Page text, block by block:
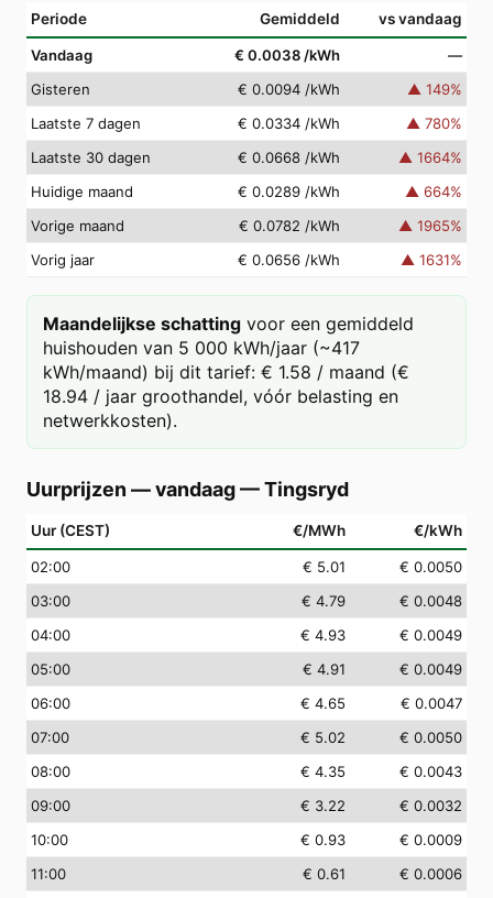
Periode Gemiddeld vs vandaag
Vandaag € 0.0038 /kWh
—
Gisteren
€ 0.0094 /kWh ▲ 149%
Laatste 7 dagen
€ 0.0334 /kWh ▲ 780%
Laatste 30 dagen
€ 0.0668 /kWh ▲ 1664%
Huidige maand
€ 0.0289 /kWh ▲ 664%
Vorige maand
€ 0.0782 /kWh ▲ 1965%
Vorig jaar
€ 0.0656 /kWh ▲ 1631%
Maandelijkse schatting voor een gemiddeld
huishouden van 5 000 kWh/jaar (~417
kWh/maand) bij dit tarief: € 1.58 / maand (€
18.94 / jaar groothandel, vóór belasting en
netwerkkosten).
Uurprijzen — vandaag—Tingsryd
Uur (CEST) €/MWh €/kWh
02:00 € 5.01
€ 0.0050
03:00 € 4.79
€ 0.0048
04:00 € 4.93
€ 0.0049
05:00 € 4.91
€ 0.0049
06:00 € 4.65
€ 0.0047
07:00 € 5.02
€ 0.0050
08:00 € 4.35
€ 0.0043
09:00 € 3.22
€ 0.0032
10:00 € 0.93
€ 0.0009
11:00 € 0.61
€ 0.0006